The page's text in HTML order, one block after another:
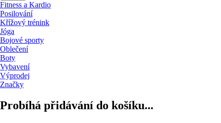
Fitness a Kardio
Posilování
Křížový trénink
Jóga
Bojové sporty
Oblečení
Boty
Vybavení
Výprodej
Značky
Probíhá přidávání do košíku...